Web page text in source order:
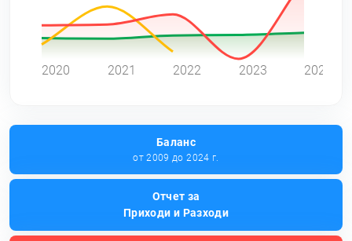
2020 2021 2022 2023 2024
Баланс
от 2009 до 2024 г.
Отчет за
Приходи и Разходи